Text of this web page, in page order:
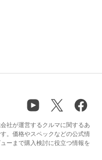
社が運営するクルマに関するあ
。価格やスペックなどの公式情
ーまで購入検討に役立つ情報を